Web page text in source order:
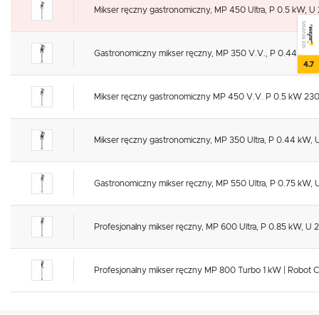
Mikser ręczny gastronomiczny, MP 450 Ultra, P 0.5 kW, U
Gastronomiczny mikser ręczny, MP 350 V.V., P 0.44 kW,
Mikser ręczny gastronomiczny MP 450 V.V. P 0.5 kW
Mikser ręczny gastronomiczny, MP 350 Ultra, P 0.44 kW,
Gastronomiczny mikser ręczny, MP 550 Ultra, P 0.75 kW,
Profesjonalny mikser ręczny, MP 600 Ultra, P 0.85 kW, U
Profesjonalny mikser ręczny MP 800 Turbo 1 kW | Robot
SEE REVIEWS
4.7